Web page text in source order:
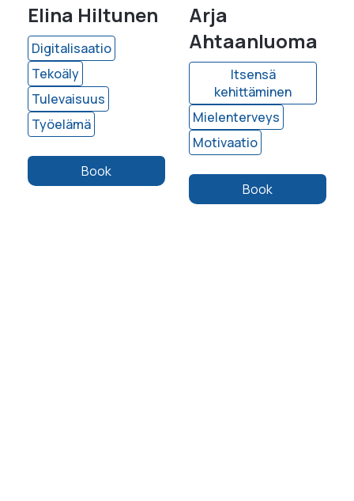
Elina Hiltunen
Digitalisaatio
Tekoäly
Tulevaisuus
Työelämä
Book
Arja
Ahtaanluoma
Itsensä
kehittäminen
Mielenterveys
Motivaatio
Book